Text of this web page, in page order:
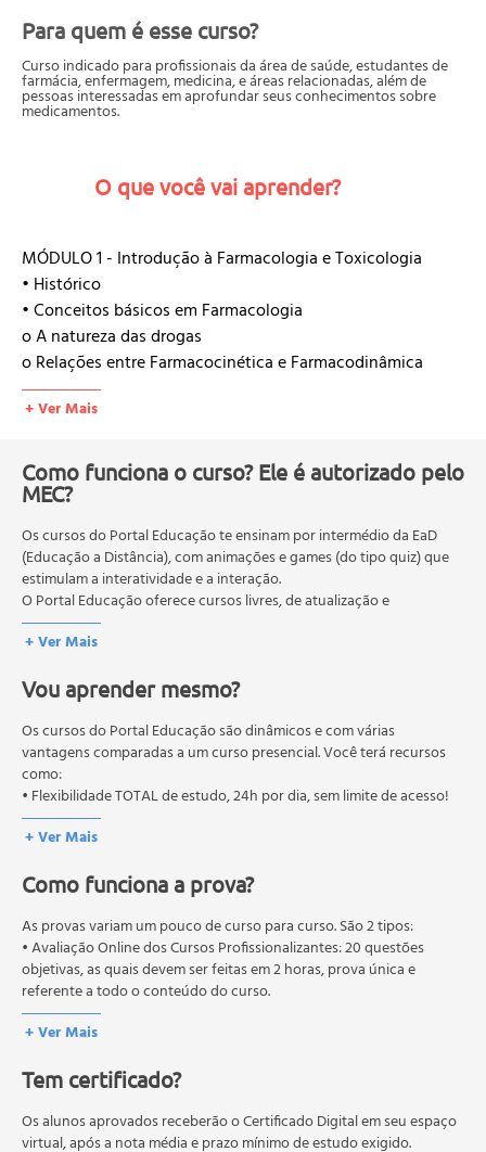
Para quem é esse curso?
Curso indicado para profissionais da área de saúde, estudantes de
farmácia, enfermagem, medicina, e áreas relacionadas, além de
pessoas interessadas em aprofundar seus conhecimentos sobre
medicamentos.
O que você vai aprender?
MÓDULO 1 - Introdução à Farmacologia e Toxicologia
• Histórico
• Conceitos básicos em Farmacologia
o A natureza das drogas
o Relações entre Farmacocinética e Farmacodinâmica
o Farmacologia Clínica
o Biodisponibilidade de drogas
• Noções gerais de Toxicologia
o Agente tóxico (AT)
• Intoxicação e Efeitos Tóxicos
o Intoxicação
o Efeitos tóxicos
MÓDULO 2 - Administração de Drogas
• Vias e sistemas de administração de drogas
o Formas Farmacêuticas
o Características das vias de administração
o Administração enteral (Oral, Retal)
o Administração Parenteral
o Absorção Pulmonar
o Aplicação Tópica
MÓDULO 3 - Farmacocinética
drogas
MÓDULO 4 - Farmacodinâmica
• Efeitos das drogas nos sistemas biológicos
• Proteínas, Enzimas, Canais iônicos, Moléculas
transportadoras e Receptores
• Curva Dose-Resposta
• Agonistas, Antagonistas e Efeitos de interação
• Dessensibilização e taquiflexia
• Mecanismos moleculares e de transdução de sinais
MÓDULO 5 - Interações Medicamentosas e Alimentos
+ Ver Mais
Como funciona o curso? Ele é autorizado pelo
MEC?
Os cursos do Portal Educação te ensinam por intermédio da EaD
(Educação a Distância), com animações e games (do tipo quiz) que
estimulam a interatividade e a interação.
O Portal Educação oferece cursos livres, de atualização e
qualificação profissional. São destinados a proporcionar ao
profissional conhecimentos que permitam o desenvolvimento de
O MEC (Ministério da Educação), trata da política nacional de
educação em geral, mas autoriza apenas cursos de graduação e
pós-graduação. Os cursos técnicos e profissionalizantes são
autorizados pelas Secretarias Estaduais de Educação.
+ Ver Mais
Vou aprender mesmo?
Os cursos do Portal Educação são dinâmicos e com várias
vantagens comparadas a um curso presencial. Você terá recursos
como:
• Flexibilidade TOTAL de estudo, 24h por dia, sem limite de acesso!
+ Ver Mais
Como funciona a prova?
As provas variam um pouco de curso para curso. São 2 tipos:
• Avaliação Online dos Cursos Profissionalizantes: 20 questões
objetivas, as quais devem ser feitas em 2 horas, prova única e
referente a todo o conteúdo do curso.
• Avaliação Online dos Cursos Livres: 10 questões objetivas, as quais
devem ser feitas em 1 hora, prova única e referente a todo o
Os estudos, atividades e avaliações devem ser feitos dentro do
A média final deve ser igual ou superior a 60%para a conclusão e
recebimento do certificado digital do curso. Em caso de reprovação,
+ Ver Mais
Tem certificado?
Os alunos aprovados receberão o Certificado Digital em seu espaço
virtual, após a nota média e prazo mínimo de estudo exigido.